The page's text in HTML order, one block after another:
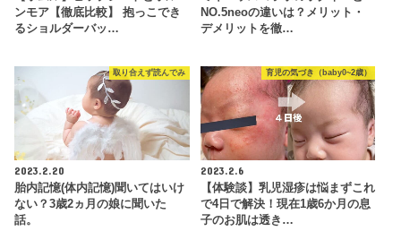
ンモア【徹底比較】 抱っこでき
るショルダーバッ…
NO.5neoの違いは？メリット・
デメリットを徹…
取り合えず読んでみ
2023.2.20
胎内記憶(体内記憶)聞いてはいけ
ない？3歳2ヵ月の娘に聞いた
話。
育児の気づき（baby0~2歳）
2023.2.6
【体験談】乳児湿疹は悩まずこれ
で4日で解決！現在1歳6か月の息
子のお肌は透き…